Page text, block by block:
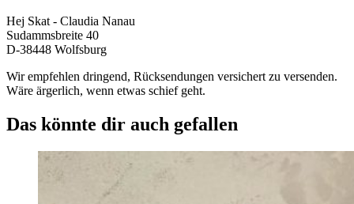
Hej Skat - Claudia Nanau
Sudammsbreite 40
D-38448 Wolfsburg
Wir empfehlen dringend, Rücksendungen versichert zu versenden.
Wäre ärgerlich, wenn etwas schief geht.
Das könnte dir auch gefallen